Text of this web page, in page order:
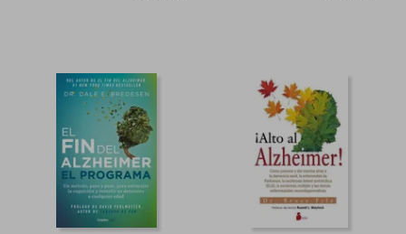
40,55 €